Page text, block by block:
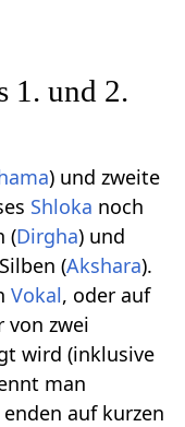
1. und 2.
) und zweite
Shloka noch
(Dirgha) und
(Akshara).
Vokal, oder auf
von zwei
wird (inklusive
man
auf kurzen